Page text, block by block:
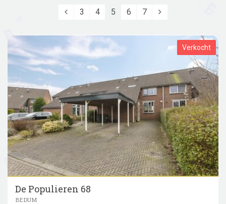
Vorige
3 4 5 6 7 Volgende
Verkocht
De Populieren 68
BEDUM